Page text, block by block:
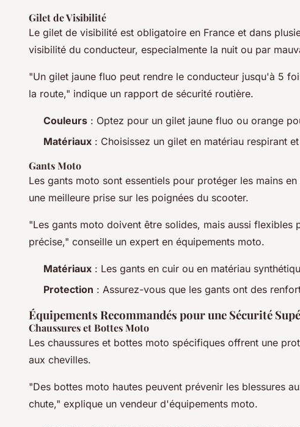
Gilet de Visibilité
Le gilet de visibilité est obligatoire en France et dans
visibilité du conducteur, especialmente la nuit ou par
"Un gilet jaune fluo peut rendre le conducteur jusqu'à 5
la route," indique un rapport de sécurité routière.
Couleurs : Optez pour un gilet jaune fluo ou orange
Matériaux : Choisissez un gilet en matériau respirant
Gants Moto
Les gants moto sont essentiels pour protéger les mains
une meilleure prise sur les poignées du scooter.
"Les gants moto doivent être solides, mais aussi flexibles
précise," conseille un expert en équipements moto.
Matériaux : Les gants en cuir ou en matériau
Protection : Assurez-vous que les gants ont des
Équipements Recommandés pour une Sécurité
Chaussures et Bottes Moto
Les chaussures et bottes moto spécifiques offrent une
aux chevilles.
"Des bottes moto hautes peuvent prévenir les blessures
chute," explique un vendeur d'équipements moto.